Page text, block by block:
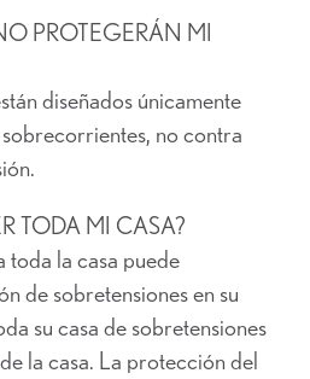
PROTEGERÁN MI
diseñados únicamente
no contra
TODA MI CASA?
toda la casa puede
de sobretensiones en su
su casa de sobretensiones
la casa. La protección del